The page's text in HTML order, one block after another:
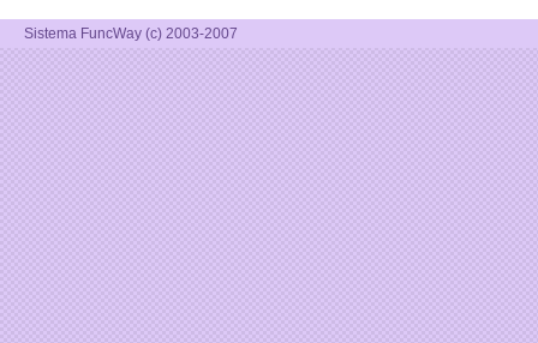
Sistema FuncWay (c) 2003-2007